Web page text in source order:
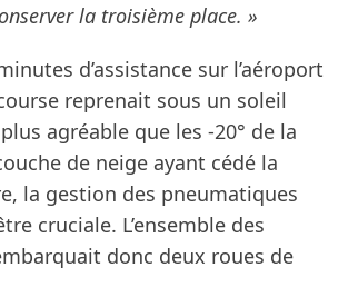
la troisième place. »
d’assistance sur l’aéroport
reprenait sous un soleil
agréable que les -20° de la
de neige ayant cédé la
la gestion des pneumatiques
cruciale. L’ensemble des
donc deux roues de